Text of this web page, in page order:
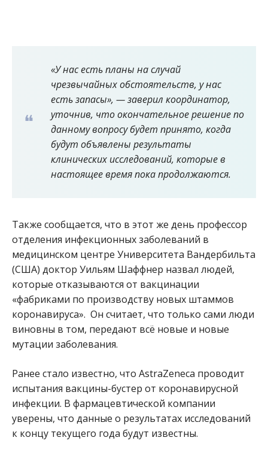
«У нас есть планы на случай
чрезвычайных обстоятельств, у нас
есть запасы», — заверил координатор,
уточнив, что окончательное решение по
данному вопросу будет принято, когда
будут объявлены результаты
клинических исследований, которые в
настоящее время пока продолжаются.
Также сообщается, что в этот же день профессор
отделения инфекционных заболеваний в
медицинском центре Университета Вандербильта
(США) доктор Уильям Шаффнер назвал людей,
которые отказываются от вакцинации
«фабриками по производству новых штаммов
коронавируса». Он считает, что только сами люди
виновны в том, передают всё новые и новые
мутации заболевания.
Ранее стало известно, что AstraZeneca проводит
испытания вакцины-бустер от коронавирусной
инфекции. В фармацевтической компании
уверены, что данные о результатах исследований
к концу текущего года будут известны.